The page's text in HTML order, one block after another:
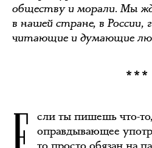
обществу и морали. Мы
в нашей стране, в России,
читающие и думающие
***
сли ты пишешь что-
оправдывающее